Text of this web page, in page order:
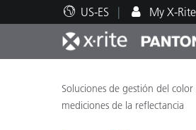
US-ES My X-Rite
Principales productos
Impresión y
Soporte técnico
Recursos educativos
Soluciones de gestión del color
mediciones de la reflectancia